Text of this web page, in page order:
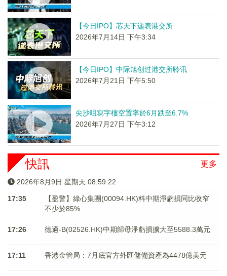
【今日IPO】芯天下递表港交所
2026年7月14日 下午3:34
【今日IPO】中际旭创过港交所聆讯
2026年7月21日 下午5:50
尖沙咀寫字樓空置率於6月跌至6.7%
2026年7月27日 下午3:12
更多
快訊
2026年8月9日 星期天 08:59:22
17:35
【盈警】綠心集團(00094.HK)料中期淨虧損同比收窄
不少於85%
17:26 德適-B(02526.HK)中期歸母淨虧損擴大至5588.3萬元
17:11 香港金管局：7月底官方外匯儲備資產為4478億美元